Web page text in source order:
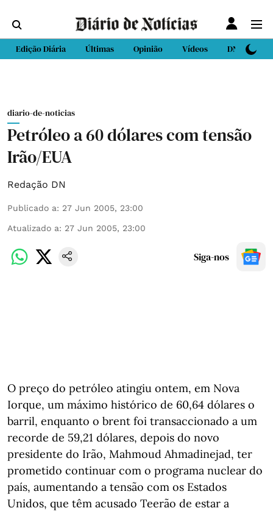
Edição Diária Últimas Opinião Vídeos DN Sport
diario-de-noticias
Petróleo a 60 dólares com tensão
Irão/EUA
Redação DN
Publicado a: 27 Jun 2005, 23:00
Atualizado a: 27 Jun 2005, 23:00
Siga-nos
O preço do petróleo atingiu ontem, em Nova
Iorque, um máximo histórico de 60,64 dólares o
barril, enquanto o brent foi transaccionado a um
recorde de 59,21 dólares, depois do novo
presidente do Irão, Mahmoud Ahmadinejad, ter
prometido continuar com o programa nuclear do
país, aumentando a tensão com os Estados
Unidos, que têm acusado Teerão de estar a